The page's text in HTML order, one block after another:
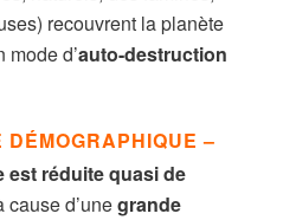
recouvrent la planète
mode d’auto-destruction
DÉMOGRAPHIQUE –
est réduite quasi de
cause d’unegrande